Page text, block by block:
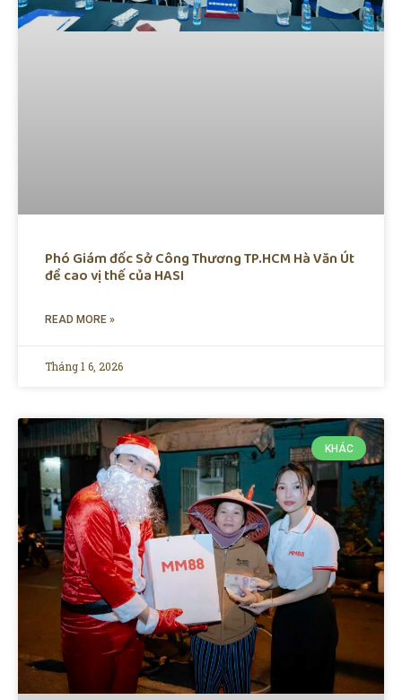
Phó Giám đốc Sở Công Thương TP.HCM Hà Văn Út
đề cao vị thế của HASI
READ MORE »
Tháng 1 6, 2026
KHÁC